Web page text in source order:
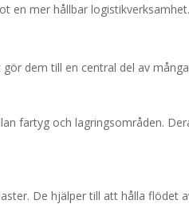
en mer hållbar logistikverksamhet.
dem till en central del av
fartyg och lagringsområden.
De hjälper till att hålla flödet